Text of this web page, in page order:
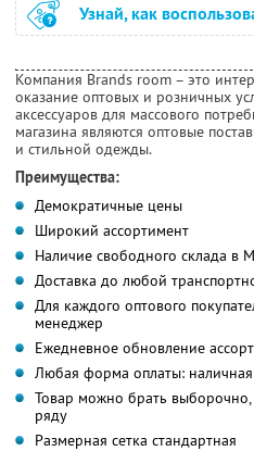
Узнай, как
Компания Brands room – это
оказание оптовых и розничных
аксессуаров для массового
магазина являются оптовые
и стильной одежды.
Преимущества:
Демократичные цены
Широкий ассортимент
Наличие свободного склада в
Доставка до любой
Для каждого оптового
менеджер
Ежедневное обновление
Любая форма оплаты:
Товар можно брать
ряду
Размерная сетка стандартная